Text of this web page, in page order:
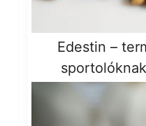
Edestin –